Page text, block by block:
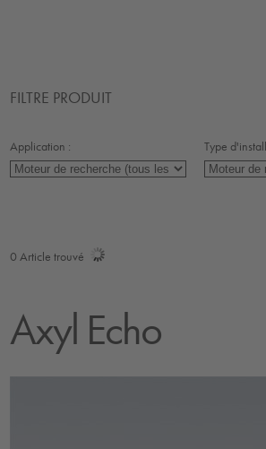
FILTRE PRODUIT
Application : Type
0 Article trouvé
Axyl Echo